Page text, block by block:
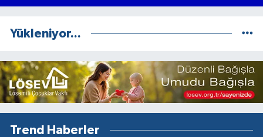
Yükleniyor...
Trend Haberler